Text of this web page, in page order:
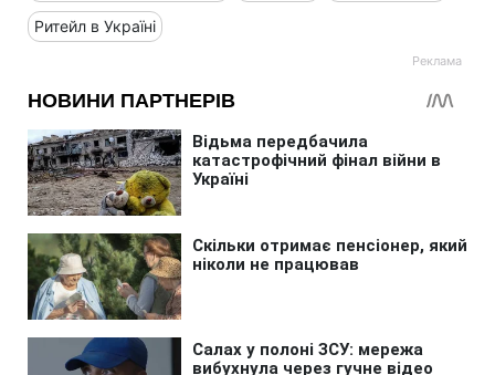
Ритейл в Україні